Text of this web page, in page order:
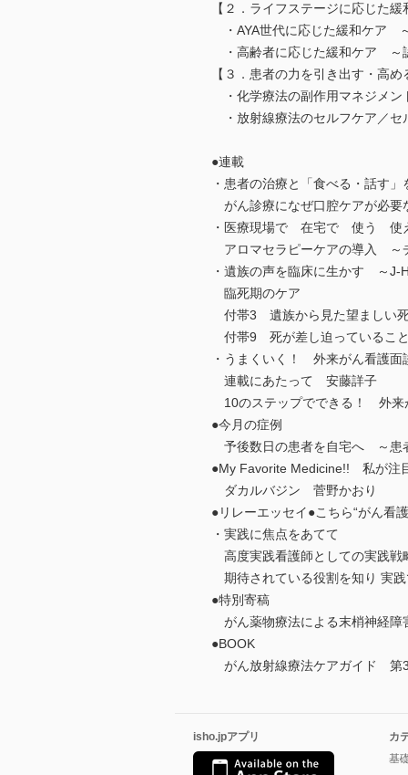
【２．ライフステージに応じた緩
・AYA世代に応じた緩和ケア
・高齢者に応じた緩和ケア ～
【３．患者の力を引き出す・高
・化学療法の副作用マネジメ
・放射線療法のセルフケア／
●連載
・患者の治療と「食べる・話す
がん診療になぜ口腔ケアが必
・医療現場で 在宅で 使う 使
アロマセラピーケアの導入 ～
・遺族の声を臨床に生かす ～J-
臨死期のケア
付帯3 遺族から見た望ましい
付帯9 死が差し迫っているこ
・うまくいく！ 外来がん看護
連載にあたって 安藤詳子
10のステップでできる！ 外来
●今月の症例
予後数日の患者を自宅へ ～患
●My Favorite Medicine!! 私が注
ダカルバジン 菅野かおり
●リレーエッセイ●こちら“がん看
・実践に焦点をあてて
高度実践看護師としての実践
期待されている役割を知り
●特別寄稿
がん薬物療法による末梢神経
●BOOK
がん放射線療法ケアガイド 第
isho.jpアプリ
カ
基